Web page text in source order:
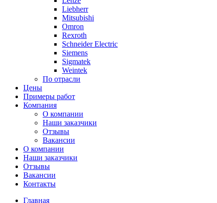
Liebherr
Mitsubishi
Omron
Rexroth
Schneider Electric
Siemens
Sigmatek
Weintek
По отрасли
Цены
Примеры работ
Компания
О компании
Наши заказчики
Отзывы
Вакансии
О компании
Наши заказчики
Отзывы
Вакансии
Контакты
Главная